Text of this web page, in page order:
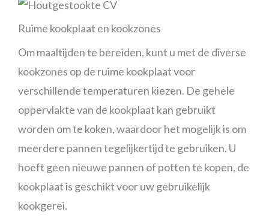
Ruime kookplaat en kookzones
Om maaltijden te bereiden, kunt u met de diverse
kookzones op de ruime kookplaat voor
verschillende temperaturen kiezen. De gehele
oppervlakte van de kookplaat kan gebruikt
worden om te koken, waardoor het mogelijk is om
meerdere pannen tegelijkertijd te gebruiken. U
hoeft geen nieuwe pannen of potten te kopen, de
kookplaat is geschikt voor uw gebruikelijk
kookgerei.